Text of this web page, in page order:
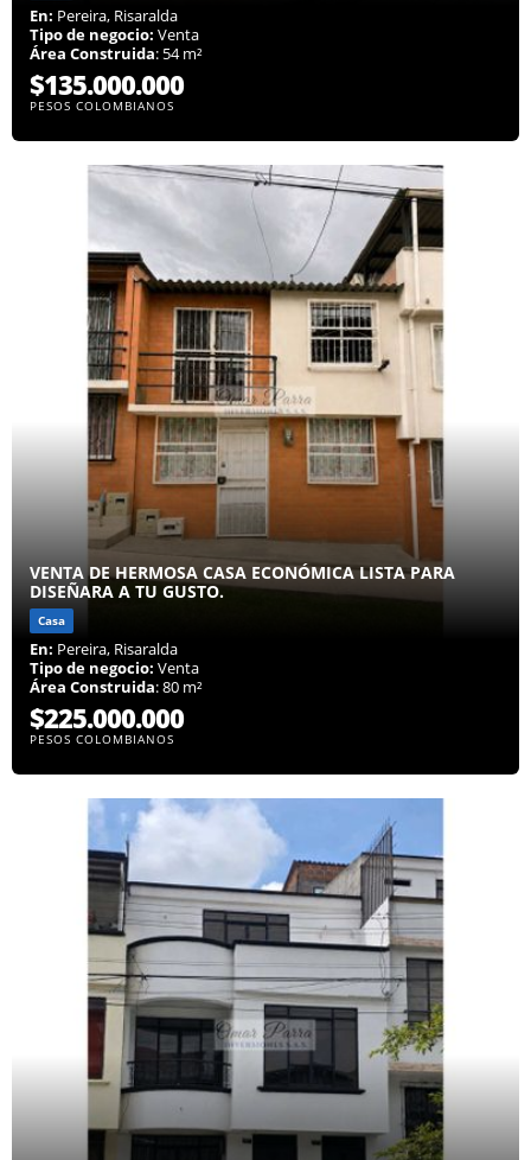
En: Pereira, Risaralda
Tipo de negocio: Venta
Área Construida: 54 m²
$135.000.000
PESOS COLOMBIANOS
VENTA DE HERMOSA CASA ECONÓMICA LISTA PARA
DISEÑARA A TU GUSTO.
Casa
En: Pereira, Risaralda
Tipo de negocio: Venta
Área Construida: 80 m²
$225.000.000
PESOS COLOMBIANOS